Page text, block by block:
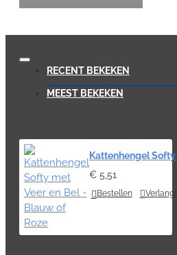
RECENT BEKEKEN
MEEST BEKEKEN
Kattenhengel
€ 5,51
Bestellen